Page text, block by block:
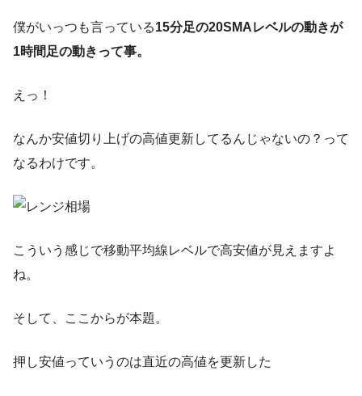
僕がいっつも言っている15分足の20SMAレベルの動きが
1時間足の動きって事。
えっ！
なんか安値切り上げの高値更新してるんじゃないの？って
なるわけです。
こういう感じで移動平均線レベルで高安値が見えますよ
ね。
そして、ここからが本題。
押し安値っていうのは直近の高値を更新した